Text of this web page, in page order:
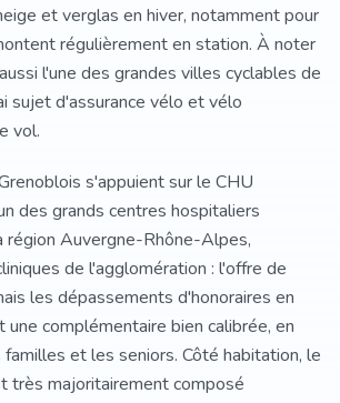
et verglas en hiver, notamment pour
régulièrement en station. À noter
l'une des grandes villes cyclables de
sujet d'assurance vélo et vélo
vol.
s'appuient sur le CHU
des grands centres hospitaliers
région Auvergne-Rhône-Alpes,
de l'agglomération : l'offre de
les dépassements d'honoraires en
complémentaire bien calibrée, en
et les seniors. Côté habitation, le
très majoritairement composé